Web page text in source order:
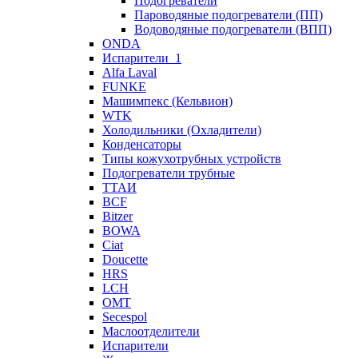
Пароводяные подогреватели (ПП)
Водоводяные подогреватели (ВПП)
ONDA
Испарители_1
Alfa Laval
FUNKE
Машимпекс (Кельвион)
WTK
Холодильники (Охладители)
Конденсаторы
Типы кожухотрубных устройств
Подогреватели трубные
ТТАИ
BCF
Bitzer
BOWA
Ciat
Doucette
HRS
LCH
OMT
Secespol
Маслоотделители
Испарители